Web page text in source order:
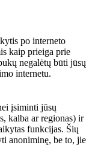
po interneto
kaip prieiga prie
negalėtų būti jūsų
internetu.
įsiminti jūsų
kalba ar regionas) ir
funkcijas. Šių
anoniminę, be to, jie